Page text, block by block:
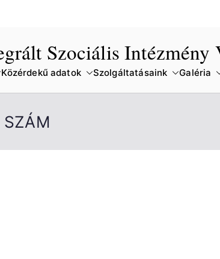
Szociális Intézmény
Közérdekű adatok Szolgáltatásaink Galéria
SZÁM